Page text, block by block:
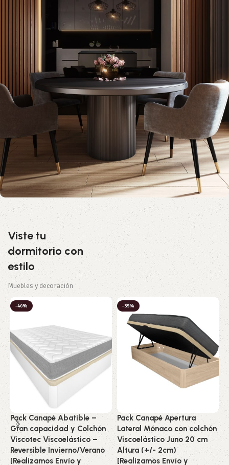
Viste tu
dormitorio con
estilo
Muebles y decoración
-40%
Pack Canapé Abatible –
Gran capacidad y Colchón
Viscotec Viscoelástico –
Reversible Invierno/Verano
[Realizamos Envío y
-35%
Pack Canapé Apertura
Lateral Mónaco con colchón
Viscoelástico Juno 20 cm
Altura (+/- 2cm)
[Realizamos Envío y